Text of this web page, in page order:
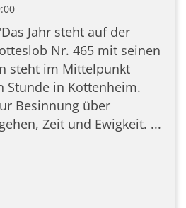
Jahr steht auf der
Nr. 465 mit seinen
steht im Mittelpunkt
Stunde in Kottenheim.
Besinnung über
Zeit und Ewigkeit. ...